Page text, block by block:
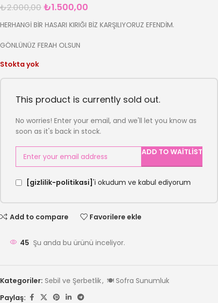
₺2.000,00 ₺1.500,00
HERHANGİ BİR HASARI KIRIĞI BİZ KARŞILIYORUZ EFENDİM.
GÖNLÜNÜZ FERAH OLSUN
Stokta yok
This product is currently sold out.
No worries! Enter your email, and we'll let you know as
soon as it's back in stock.
ADD TO WAITLIST
[gizlilik-politikasi] 'i okudum ve kabul ediyorum
Add to compare Favorilere ekle
45 Şu anda bu ürünü inceliyor.
Kategoriler: Sebil ve Şerbetlik, 🍽️ Sofra Sunumluk
Paylaş: